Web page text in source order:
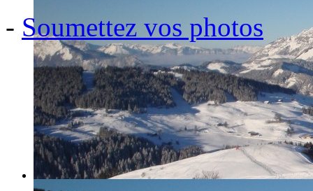
- Soumettez vos photos